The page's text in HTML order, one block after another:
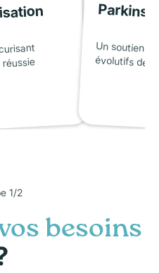
Un soutien
évolutifs de
1/2
besoins